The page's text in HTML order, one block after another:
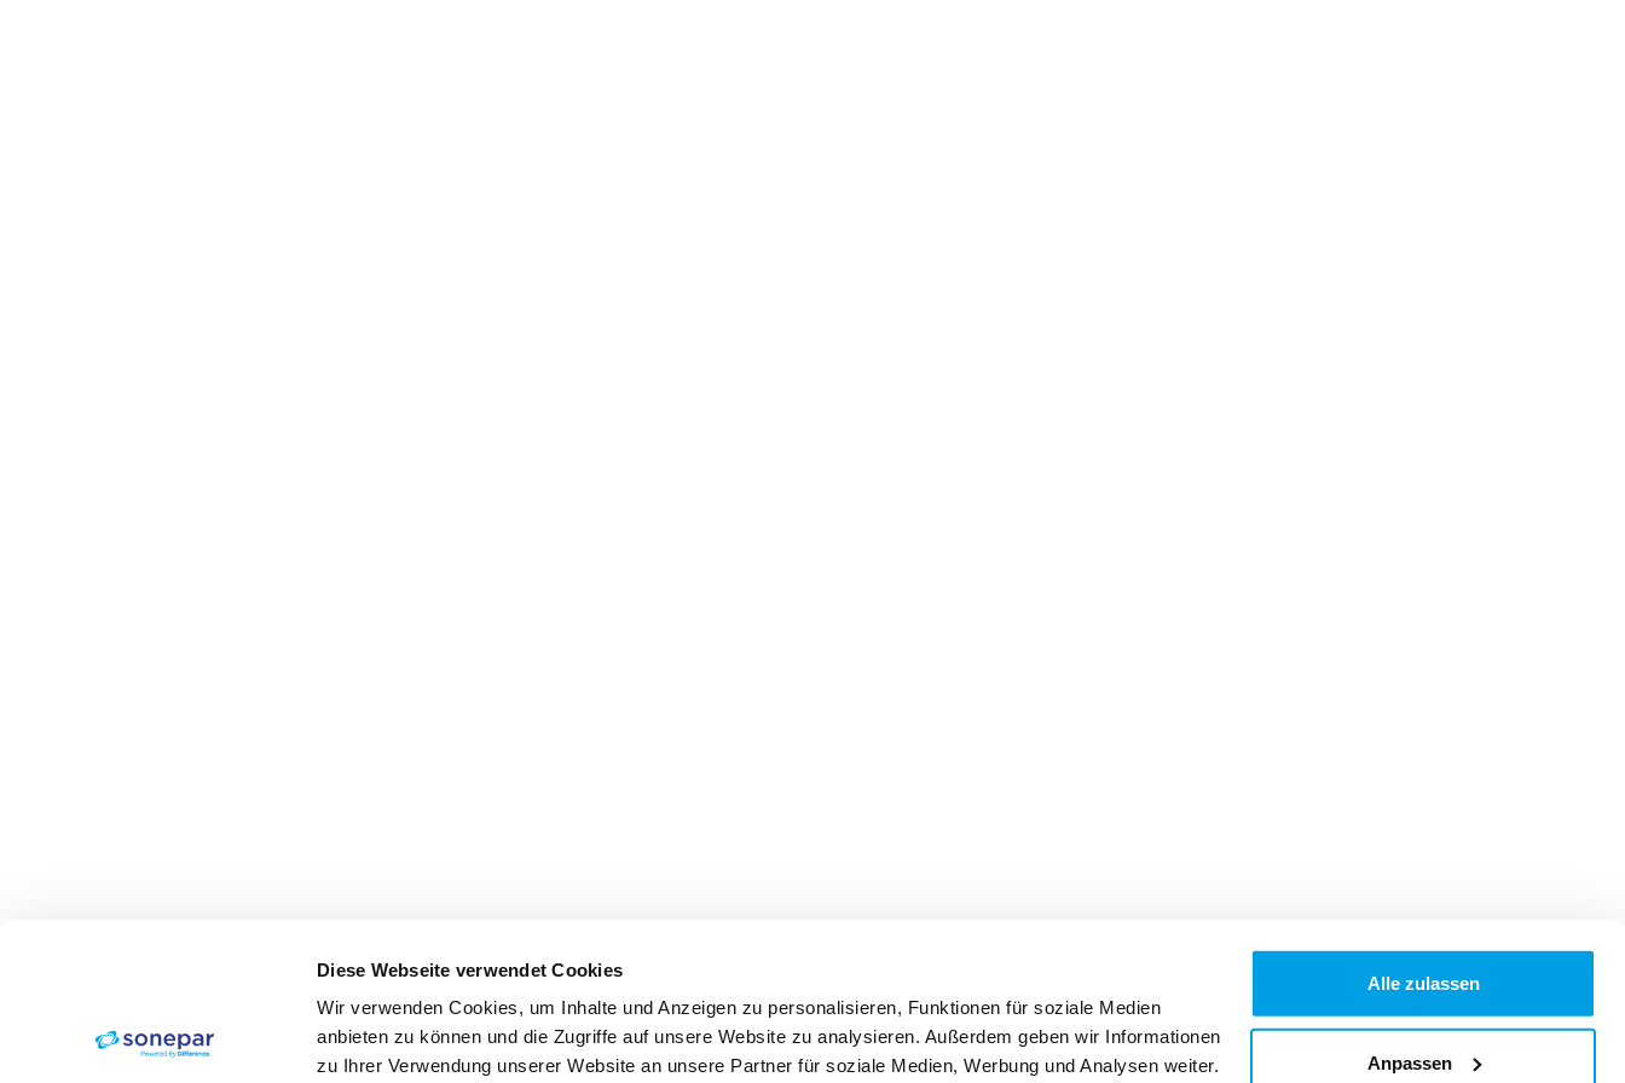
Diese Webseite verwendet Cookies
Wir verwenden Cookies, um Inhalte und Anzeigen zu personalisieren, Funktionen für soziale Medien
anbieten zu können und die Zugriffe auf unsere Website zu analysieren. Außerdem geben wir Informationen
zu Ihrer Verwendung unserer Website an unsere Partner für soziale Medien, Werbung und Analysen weiter.
Alle zulassen
Anpassen